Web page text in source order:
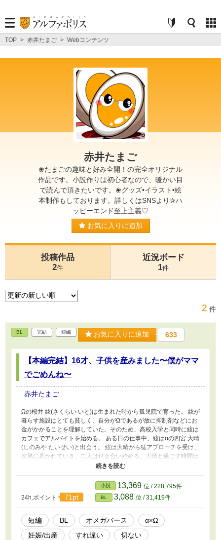
TOP > 赤井たまご > Webコンテンツ
赤井たまご
❀たまごの趣味と好み全開！の完全オリジナル
作品です。小説作りは初心者なので、暖かい目
で読んで頂きたいです。❀グッズ•イラスト•絵
本制作もしております。詳しくはSNSより✰ハ
ッピーエンド至上主義♡
お気に入りに追加
投稿作品
2件
近況ボード
1件
2 件
BL 完結 短編 お気に入りに追加 633
【本編完結】16才、子供を産みました〜僕がママ
でごめんね〜
赤井たまご
Ωの桜井 絃(さくらい いと)は生まれた時から孤児院で育った。 絃が
暮らす施設はとても貧しく、自分がΩであるが故に抑制剤などにお
金がかかることを理解していた。そのため、高校入学と同時に絃は
カフェでアルバイトを始める。 ある日の仕事中、絃はαの四宮 大晴
(しのみや たいせい)と出会う。 絃は大晴から猛アプローチを受け、
次第に惹かれていき、二人は付き合い始める。大晴と過ごす時間は
絃にとって宝物だった。 だが幸せは長くは続かなかった。 ある
た。しかし、大晴から返って来た答えは… 大企業のヘタレ御曹司
α×孤児院で育った孤独Ω ※未成年の妊娠/出産表現あり ※本編完結
済み ※英国王室表現があるも設定・人物は架空 ※日曜日は投稿お
休み予定
24h.ポイント 71pt
小説 13,369 位 / 228,795件
BL 3,088 位 / 31,419件
短編 BL オメガバース
α×Ω
妊娠/出産
すれ違い
切ない